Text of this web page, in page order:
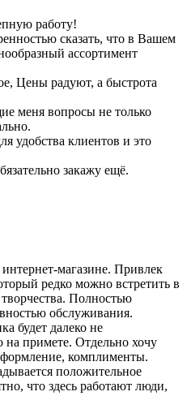
работу!
сказать, что в Вашем
ассортимент
Цены радуют, а быстрота
меня вопросы не только
удобства клиентов и это
закажу ещё.
магазине. Привлек
редко можно встретить в
Полностью
обслуживания.
будет далеко не
примете. Отдельно хочу
комплименты.
положительное
что здесь работают люди,